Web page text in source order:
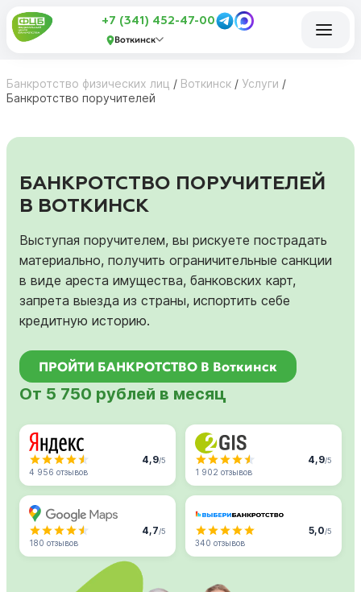
+7 (341) 452-47-00
Воткинск
Банкротство физических лиц / Воткинск / Услуги /
Банкротство поручителей
БАНКРОТСТВО ПОРУЧИТЕЛЕЙ
В ВОТКИНСК
Выступая поручителем, вы рискуете пострадать
материально, получить ограничительные санкции
в виде ареста имущества, банковских карт,
запрета выезда из страны, испортить себе
кредитную историю.
ПРОЙТИ БАНКРОТСТВО В Воткинск
От 5 750 рублей в месяц
4,9/5
4 956 отзывов
4,9/5
1 902 отзывов
4,7/5
180 отзывов
5,0/5
340 отзывов